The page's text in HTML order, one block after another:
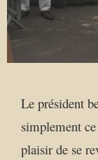
Le président
simplement
plaisir de se